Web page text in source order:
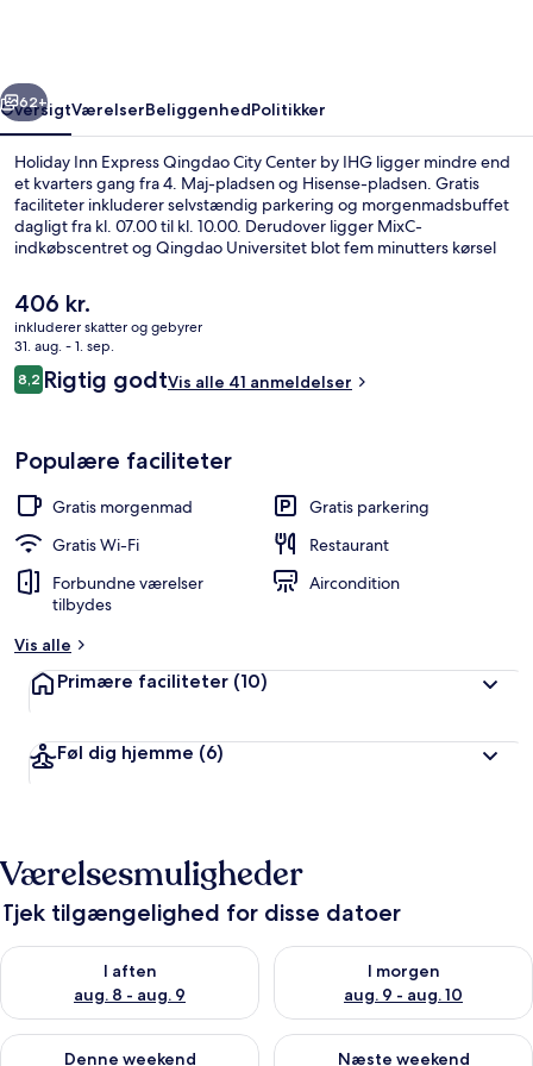
by
IHG
Næste
62+
OversigtVærelserBeliggenhedPolitikker
Holiday Inn Express Qingdao City Center by IHG ligger mindre end
et kvarters gang fra 4. Maj-pladsen og Hisense-pladsen. Gratis
faciliteter inkluderer selvstændig parkering og morgenmadsbuffet
dagligt fra kl. 07.00 til kl. 10.00. Derudover ligger MixC-
indkøbscentret og Qingdao Universitet blot fem minutters kørsel
Den
nuværende
pris
er
406 kr.
406 kr.
inkluderer skatter og gebyrer
31. aug. - 1. sep.
Anmeldelser
8,28,2 ud af 10.
Rigtig godtVis alle 41 anmeldelser
Populære faciliteter
Gratis morgenmad
Gratis parkering
Gratis Wi-Fi
Restaurant
Forbundne værelser
tilbydes
Aircondition
Vis alle
Primære faciliteter (10)
Føl dig hjemme (6)
Værelsesmuligheder
Tjek tilgængelighed for disse datoer
I aften
aug. 8 - aug. 9
Tjek tilgængelighed for i aften aug. 8 - aug. 9
I morgen
aug. 9 - aug. 10
Tjek tilgængelighed for i
Denne weekend
Tjek tilgængelighed for denne weekend aug. 14 - aug. 16
Næste weekend
Tjek tilgængelighed for næste